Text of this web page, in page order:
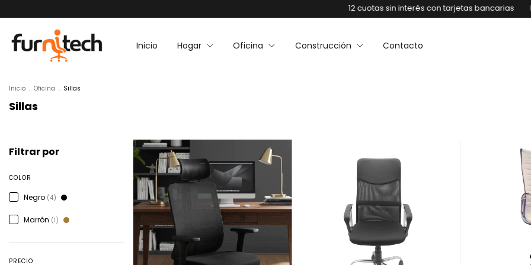
12 cuotas sin interés con tarjetas bancarias
Inicio Hogar Oficina Construcción Contacto
Inicio . Oficina . Sillas
Sillas
Filtrar por
COLOR
Negro (4)
Marrón (1)
PRECIO